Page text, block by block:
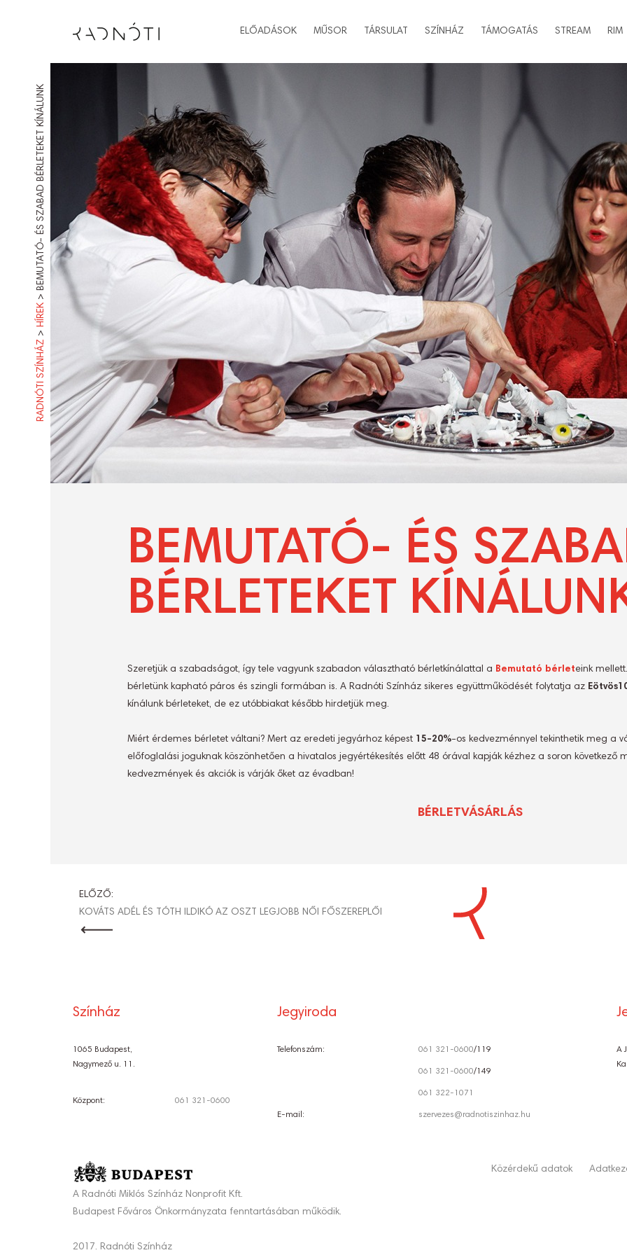
ELŐADÁSOK MŰSOR TÁRSULAT SZÍNHÁZ TÁMOGATÁS STREAM RIM
RADNÓTI SZÍNHÁZ
>
HÍREK
>
BEMUTATÓ- ÉS SZABAD BÉRLETEKET KÍNÁLUNK
BEMUTATÓ- ÉS
BÉRLETEKET
Szeretjük a szabadságot, így tele vagyunk szabadon választható bérletkínálattal a Bemutató bérleteink
bérletünk kapható páros és szingli formában is. A Radnóti Színház sikeres együttműködését folytatja az
kínálunk bérleteket, de ez utóbbiakat később hirdetjük meg.
Miért érdemes bérletet váltani? Mert az eredeti jegyárhoz képest 15-20%-os kedvezménnyel tekinthetik meg a
előfoglalási joguknak köszönhetően a hivatalos jegyértékesítés előtt 48 órával kapják kézhez a soron következő
kedvezmények és akciók is várják őket az évadban!
BÉRLETVÁSÁRLÁS
BEJEGYZÉS
ELŐZŐ:
KOVÁTS ADÉL ÉS TÓTH ILDIKÓ AZ OSZT LEGJOBB NŐI FŐSZEREPLŐI
Színház
1065 Budapest,
Nagymező u. 11.
Központ: 061 321-0600
Jegyiroda
Telefonszám: 061 321-0600/119
061 321-0600/149
061 322-1071
E-mail: szervezes@radnotiszinhaz.hu
A
A Radnóti Miklós Színház Nonprofit Kft.
Budapest Főváros Önkormányzata fenntartásában működik.
2017. Radnóti Színház
Közérdekű adatok